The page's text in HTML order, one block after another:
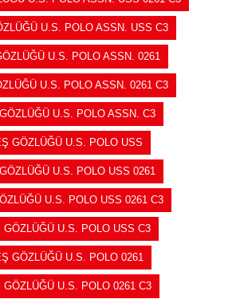
U.S. POLO ASSN. USS C3
U.S. POLO ASSN. 0261
U.S. POLO ASSN. 0261 C3
U.S. POLO ASSN. C3
GÖZLÜĞÜ U.S. POLO USS
U.S. POLO USS 0261
U.S. POLO USS 0261 C3
GÖZLÜĞÜ U.S. POLO USS C3
GÖZLÜĞÜ U.S. POLO 0261
GÖZLÜĞÜ U.S. POLO 0261 C3